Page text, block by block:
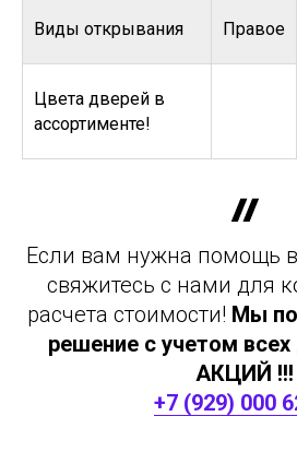
Виды открывания Правое
Цвета дверей в
ассортименте!
Если вам нужна помощь
свяжитесь с нами для
расчета стоимости! Мы
решение с учетом
АКЦИЙ !!!
+7 (929) 000